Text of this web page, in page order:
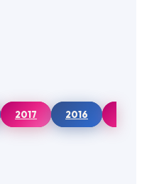
2017
2016